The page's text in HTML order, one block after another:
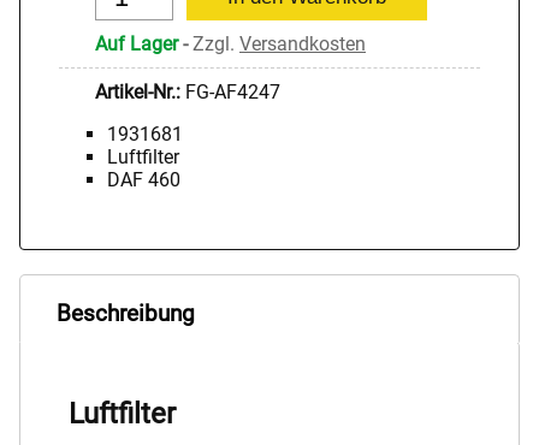
Auf Lager-Zzgl. Versandkosten
Artikel-Nr.: FG-AF4247
1931681
Luftfilter
DAF 460
Beschreibung
Luftfilter